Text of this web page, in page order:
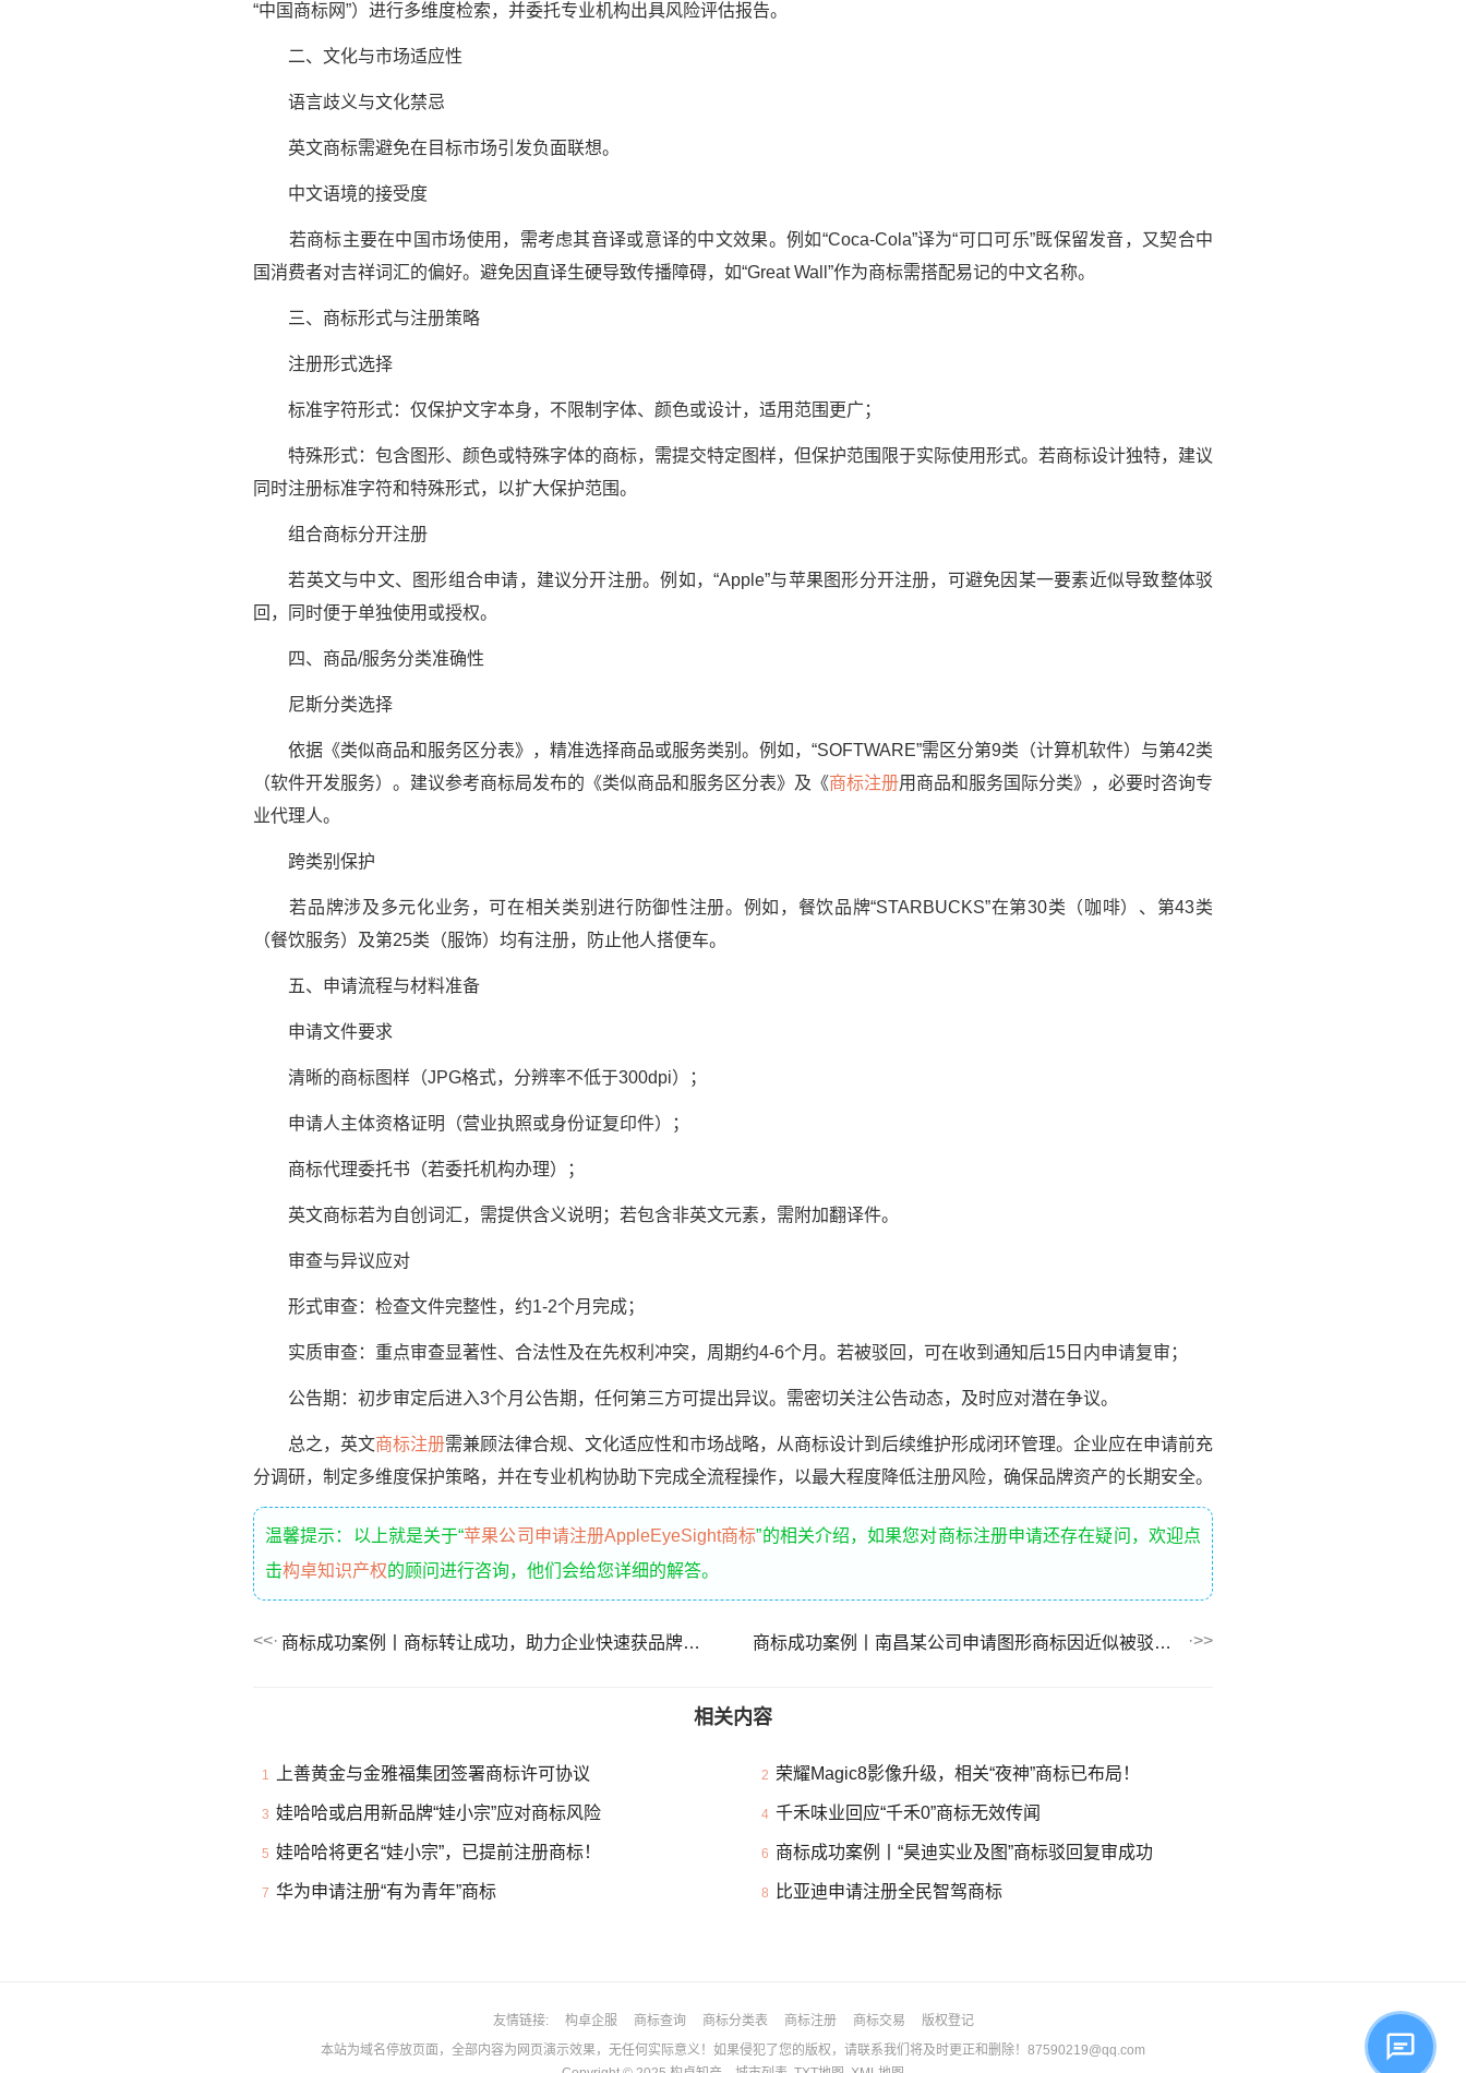
“中国商标网”）进行多维度检索，并委托专业机构出具风险评估报告。
二、文化与市场适应性
语言歧义与文化禁忌
英文商标需避免在目标市场引发负面联想。
中文语境的接受度
若商标主要在中国市场使用，需考虑其音译或意译的中文效果。例如“Coca-Cola”译为“可口可乐”既保留发音，又契合中
国消费者对吉祥词汇的偏好。避免因直译生硬导致传播障碍，如“Great Wall”作为商标需搭配易记的中文名称。
三、商标形式与注册策略
注册形式选择
标准字符形式：仅保护文字本身，不限制字体、颜色或设计，适用范围更广；
特殊形式：包含图形、颜色或特殊字体的商标，需提交特定图样，但保护范围限于实际使用形式。若商标设计独特，建议
同时注册标准字符和特殊形式，以扩大保护范围。
组合商标分开注册
若英文与中文、图形组合申请，建议分开注册。例如，“Apple”与苹果图形分开注册，可避免因某一要素近似导致整体驳
回，同时便于单独使用或授权。
四、商品/服务分类准确性
尼斯分类选择
依据《类似商品和服务区分表》，精准选择商品或服务类别。例如，“SOFTWARE”需区分第9类（计算机软件）与第42类
（软件开发服务）。建议参考商标局发布的《类似商品和服务区分表》及《商标注册用商品和服务国际分类》，必要时咨询专
业代理人。
跨类别保护
若品牌涉及多元化业务，可在相关类别进行防御性注册。例如，餐饮品牌“STARBUCKS”在第30类（咖啡）、第43类
（餐饮服务）及第25类（服饰）均有注册，防止他人搭便车。
五、申请流程与材料准备
申请文件要求
清晰的商标图样（JPG格式，分辨率不低于300dpi）；
申请人主体资格证明（营业执照或身份证复印件）；
商标代理委托书（若委托机构办理）；
英文商标若为自创词汇，需提供含义说明；若包含非英文元素，需附加翻译件。
审查与异议应对
形式审查：检查文件完整性，约1-2个月完成；
实质审查：重点审查显著性、合法性及在先权利冲突，周期约4-6个月。若被驳回，可在收到通知后15日内申请复审；
公告期：初步审定后进入3个月公告期，任何第三方可提出异议。需密切关注公告动态，及时应对潜在争议。
总之，英文商标注册需兼顾法律合规、文化适应性和市场战略，从商标设计到后续维护形成闭环管理。企业应在申请前充
分调研，制定多维度保护策略，并在专业机构协助下完成全流程操作，以最大程度降低注册风险，确保品牌资产的长期安全。
温馨提示：以上就是关于“苹果公司申请注册AppleEyeSight商标”的相关介绍，如果您对商标注册申请还存在疑问，欢迎点
击构卓知识产权的顾问进行咨询，他们会给您详细的解答。
商标成功案例丨商标转让成功，助力企业快速获品牌资产 商标成功案例丨南昌某公司申请图形商标因近似被驳回，复审成功！
相关内容
1 上善黄金与金雅福集团签署商标许可协议 2 荣耀Magic8影像升级，相关“夜神”商标已布局！
3 娃哈哈或启用新品牌“娃小宗”应对商标风险 4 千禾味业回应“千禾0”商标无效传闻
5 娃哈哈将更名“娃小宗”，已提前注册商标！ 6 商标成功案例丨“昊迪实业及图”商标驳回复审成功
7 华为申请注册“有为青年”商标 8 比亚迪申请注册全民智驾商标
友情链接 构卓企服 商标查询 商标分类表 商标注册 商标交易
版权登记
本站为域名停放页面，全部内容为网页演示效果，无任何实际意义！如果侵犯了您的版权，请联系我们将及时更正和删除！87590219@qq.com